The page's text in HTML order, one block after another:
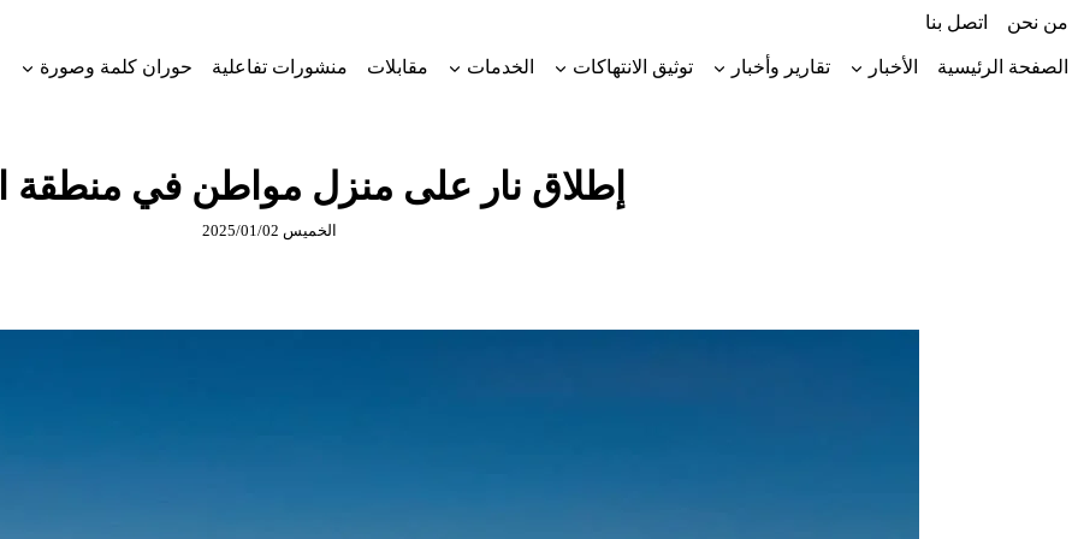
إلىمن نحن اتصل بنا
الصفحة الرئيسية الأخبار تقارير وأخبار توثيق الانتهاكات الخدمات مقابلات منشورات تفاعلية حوران كلمة وصورة
إطلاق نار على منزل مواطن في منطقة
الخميس 2025/01/02